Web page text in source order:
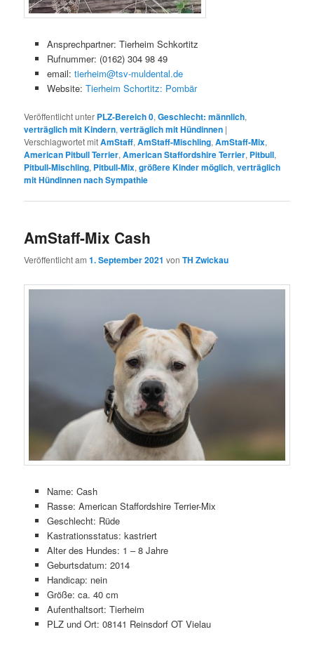
Ansprechpartner: Tierheim Schkortitz
Rufnummer: (0162) 304 98 49
email: tierheim@tsv-muldental.de
Website: Tierheim Schortitz: Pombär
Veröffentlicht unter PLZ-Bereich 0,Geschlecht: männlich,
verträglich mit Kindern,verträglich mit Hündinnen |
Verschlagwortet mitAmStaff,AmStaff-Mischling,AmStaff-Mix,
American Pitbull Terrier,American Staffordshire Terrier, Pitbull,
Pitbull-Mischling, Pitbull-Mix,größere Kinder möglich,verträglich
mit Hündinnen nach Sympathie
AmStaff-Mix Cash
Veröffentlicht am1. September 2021 vonTH Zwickau
Name: Cash
Rasse: American Staffordshire Terrier-Mix
Geschlecht: Rüde
Kastrationsstatus: kastriert
Alter des Hundes: 1 – 8 Jahre
Geburtsdatum: 2014
Handicap: nein
Größe: ca. 40 cm
Aufenthaltsort: Tierheim
PLZ und Ort: 08141 Reinsdorf OT Vielau